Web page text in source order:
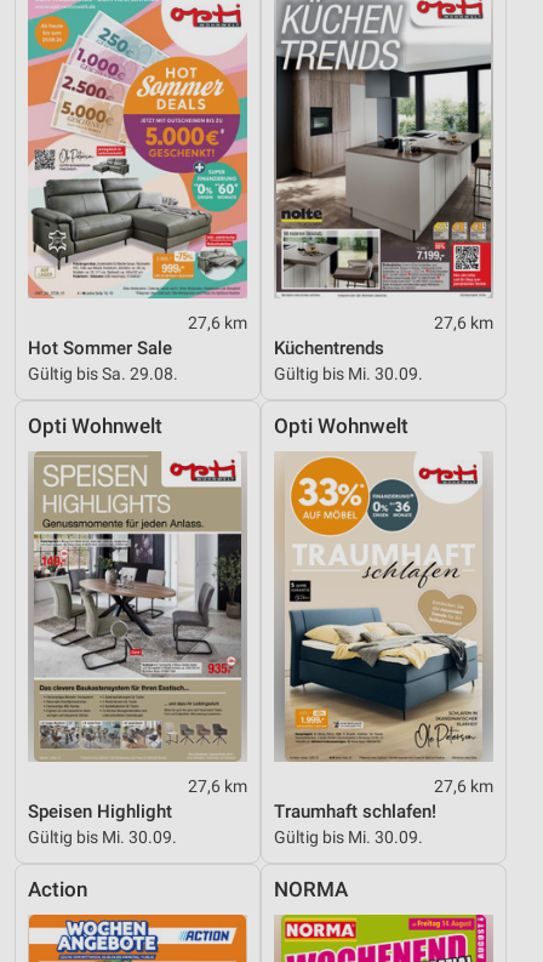
27,6 km
Hot Sommer Sale
Gültig bis Sa. 29.08.
27,6 km
Küchentrends
Gültig bis Mi. 30.09.
Opti Wohnwelt
27,6 km
Speisen Highlight
Gültig bis Mi. 30.09.
Opti Wohnwelt
27,6 km
Traumhaft schlafen!
Gültig bis Mi. 30.09.
Action NORMA